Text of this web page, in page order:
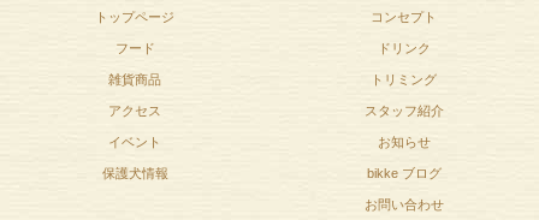
トップページ コンセプト
フード ドリンク
雑貨商品 トリミング
スタッフ紹介
アクセス
お知らせ
イベント
bikke ブログ
保護犬情報
お問い合わせ